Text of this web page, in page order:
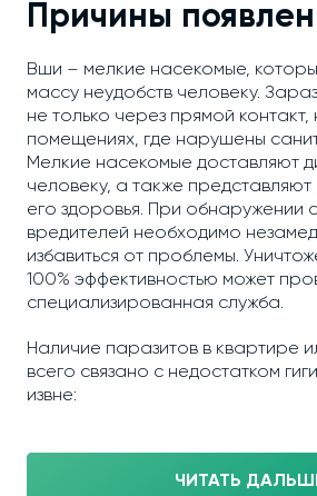
Причины
Вши – мелкие насекомые,
массу неудобств человеку.
не только через прямой контакт,
помещениях, где нарушены
Мелкие насекомые доставляют
человеку, а также представляют
его здоровья. При обнаружении
вредителей необходимо
избавиться от проблемы.
100% эффективностью может
специализированная служба.
Наличие паразитов в квартире
всего связано с недостатком
извне:
ЧИТАТЬ